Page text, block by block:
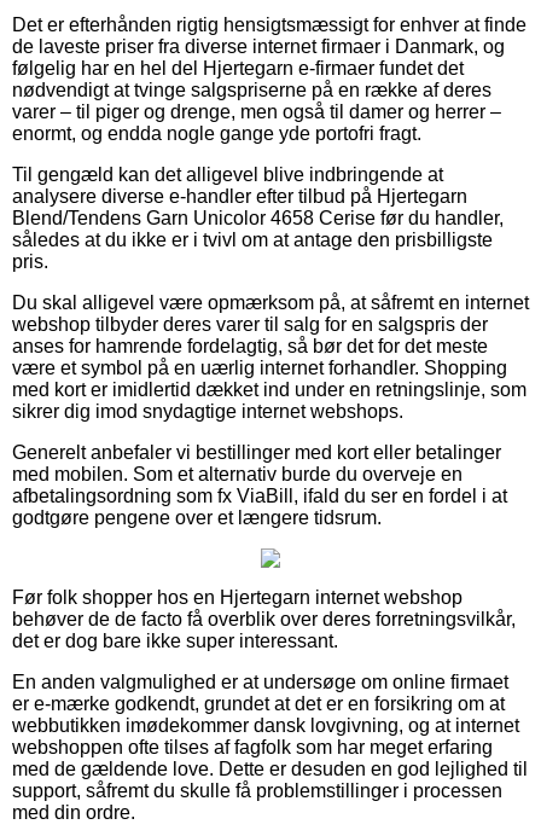
Det er efterhånden rigtig hensigtsmæssigt for enhver at finde
de laveste priser fra diverse internet firmaer i Danmark, og
følgelig har en hel del Hjertegarn e-firmaer fundet det
nødvendigt at tvinge salgspriserne på en række af deres
varer – til piger og drenge, men også til damer og herrer –
enormt, og endda nogle gange yde portofri fragt.
Til gengæld kan det alligevel blive indbringende at
analysere diverse e-handler efter tilbud på Hjertegarn
Blend/Tendens Garn Unicolor 4658 Cerise før du handler,
således at du ikke er i tvivl om at antage den prisbilligste
pris.
Du skal alligevel være opmærksom på, at såfremt en internet
webshop tilbyder deres varer til salg for en salgspris der
anses for hamrende fordelagtig, så bør det for det meste
være et symbol på en uærlig internet forhandler. Shopping
med kort er imidlertid dækket ind under en retningslinje, som
sikrer dig imod snydagtige internet webshops.
Generelt anbefaler vi bestillinger med kort eller betalinger
med mobilen. Som et alternativ burde du overveje en
afbetalingsordning som fx ViaBill, ifald du ser en fordel i at
godtgøre pengene over et længere tidsrum.
Før folk shopper hos en Hjertegarn internet webshop
behøver de de facto få overblik over deres forretningsvilkår,
det er dog bare ikke super interessant.
En anden valgmulighed er at undersøge om online firmaet
er e-mærke godkendt, grundet at det er en forsikring om at
webbutikken imødekommer dansk lovgivning, og at internet
webshoppen ofte tilses af fagfolk som har meget erfaring
med de gældende love. Dette er desuden en god lejlighed til
support, såfremt du skulle få problemstillinger i processen
med din ordre.